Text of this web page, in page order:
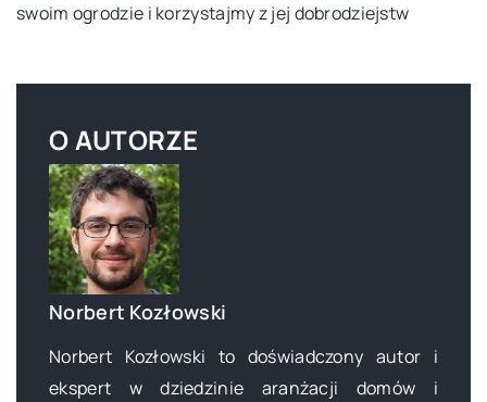
swoim ogrodzie i korzystajmy z jej dobrodziejstw
O AUTORZE
Norbert Kozłowski
Norbert Kozłowski to doświadczony autor i
ekspert w dziedzinie aranżacji domów i